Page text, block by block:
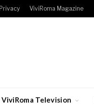
Privacy ViviRoma Magazine
ViviRoma Television